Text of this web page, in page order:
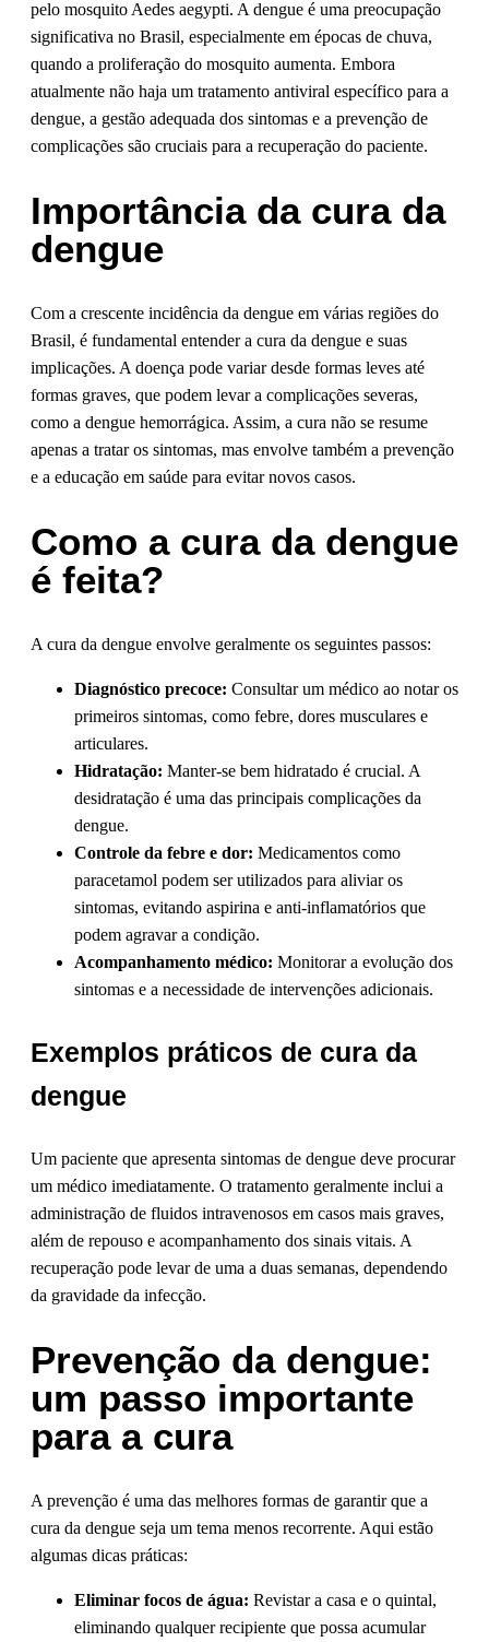
pelo mosquito Aedes aegypti. A dengue é uma preocupação
significativa no Brasil, especialmente em épocas de chuva,
quando a proliferação do mosquito aumenta. Embora
atualmente não haja um tratamento antiviral específico para a
dengue, a gestão adequada dos sintomas e a prevenção de
complicações são cruciais para a recuperação do paciente.
Importância da cura da
dengue
Com a crescente incidência da dengue em várias regiões do
Brasil, é fundamental entender a cura da dengue e suas
implicações. A doença pode variar desde formas leves até
formas graves, que podem levar a complicações severas,
como a dengue hemorrágica. Assim, a cura não se resume
apenas a tratar os sintomas, mas envolve também a prevenção
e a educação em saúde para evitar novos casos.
Como a cura da dengue
é feita?
A cura da dengue envolve geralmente os seguintes passos:
Diagnóstico precoce: Consultar um médico ao notar os
primeiros sintomas, como febre, dores musculares e
articulares.
Hidratação: Manter-se bem hidratado é crucial. A
desidratação é uma das principais complicações da
dengue.
Controle da febre e dor: Medicamentos como
paracetamol podem ser utilizados para aliviar os
sintomas, evitando aspirina e anti-inflamatórios que
podem agravar a condição.
Acompanhamento médico: Monitorar a evolução dos
sintomas e a necessidade de intervenções adicionais.
Exemplos práticos de cura da
dengue
Um paciente que apresenta sintomas de dengue deve procurar
um médico imediatamente. O tratamento geralmente inclui a
administração de fluidos intravenosos em casos mais graves,
além de repouso e acompanhamento dos sinais vitais. A
recuperação pode levar de uma a duas semanas, dependendo
da gravidade da infecção.
Prevenção da dengue:
um passo importante
para a cura
A prevenção é uma das melhores formas de garantir que a
cura da dengue seja um tema menos recorrente. Aqui estão
algumas dicas práticas:
Eliminar focos de água: Revistar a casa e o quintal,
eliminando qualquer recipiente que possa acumular